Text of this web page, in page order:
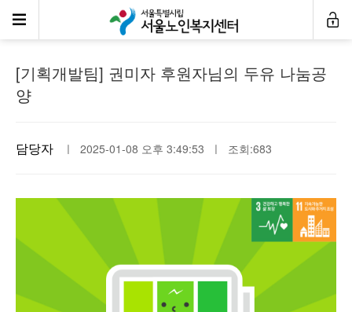
자원봉사·후원소식
[기획개발팀] 권미자 후원자님의 두유 나눔공
양
담당자 ㅣ 2025-01-08 오후 3:49:53 ㅣ 조회:683